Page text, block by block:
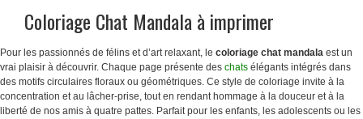
Coloriage Chat Mandala à imprimer
Pour les passionnés de félins et d’art relaxant, le coloriage chat mandala est un
vrai plaisir à découvrir. Chaque page présente des chats élégants intégrés dans
des motifs circulaires floraux ou géométriques. Ce style de coloriage invite à la
concentration et au lâcher-prise, tout en rendant hommage à la douceur et à la
liberté de nos amis à quatre pattes. Parfait pour les enfants, les adolescents ou les